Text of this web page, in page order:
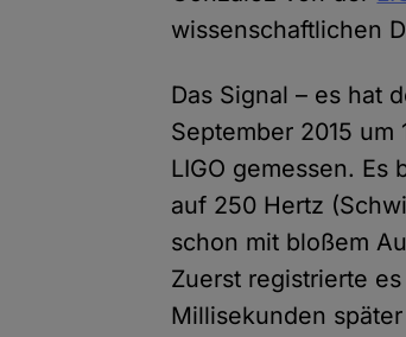
wissenschaftlichen
Das Signal – es hat
September 2015 um
LIGO gemessen.
auf 250 Hertz
schon mit bloßem
Zuerst registrierte
Millisekunden